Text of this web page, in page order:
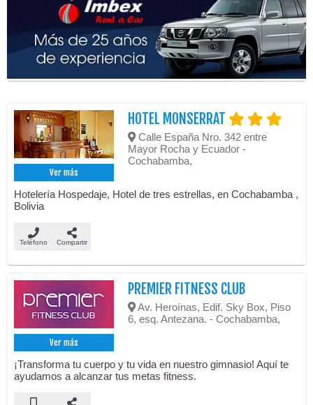
Ver más
HOTEL MONSERRAT
Calle España Nro. 342 entre
Mayor Rocha y Ecuador -
Cochabamba,
Hotelería Hospedaje, Hotel de tres estrellas, en Cochabamba ,
Bolivia
Teléfono Compartir
Ver más
PREMIER FITNESS CLUB
Av. Heroínas, Edif. Sky Box, Piso
6, esq. Antezana. - Cochabamba,
¡Transforma tu cuerpo y tu vida en nuestro gimnasio! Aquí te
ayudamos a alcanzar tus metas fitness.